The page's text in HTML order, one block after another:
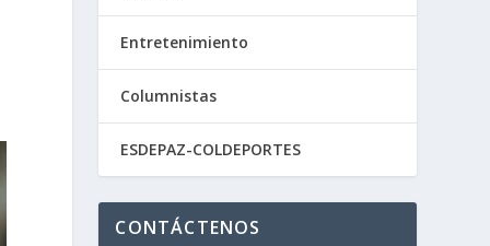
Entretenimiento
Columnistas
ESDEPAZ-COLDEPORTES
CONTÁCTENOS